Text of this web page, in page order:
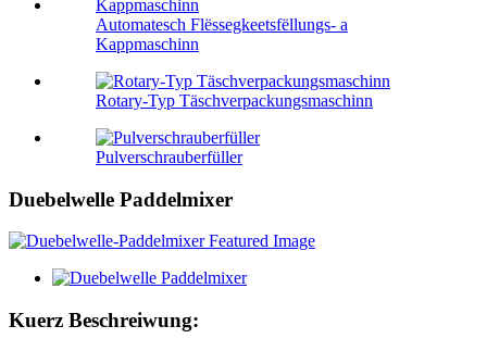
Automatesch Flëssegkeetsfëllungs- a
Kappmaschinn
Rotary-Typ Täschverpackungsmaschinn
Pulverschrauberfüller
Duebelwelle Paddelmixer
Kuerz Beschreiwung: